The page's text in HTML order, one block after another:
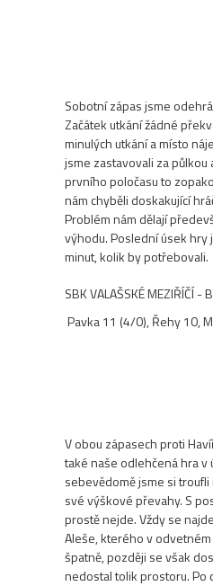
Sobotní zápas jsme
Začátek utkání žádné
minulých utkání a místo
jsme zastavovali za
prvního poločasu to
nám chyběli doskakující
Problém nám dělají
výhodu. Poslední úsek
minut, kolik by potřebovali.
SBK VALAŠSKÉ MEZIŘÍČÍ -
Pavka 11 (4/0), Řehy 10,
V obou zápasech proti
také naše odlehčená hra
sebevědomě jsme si
své výškové převahy. S
prostě nejde. Vždy se
Aleše, kterého v
špatně, později se však
nedostal tolik prostoru. Po